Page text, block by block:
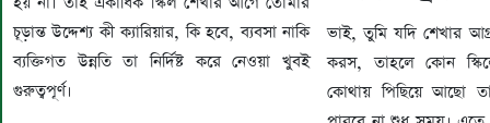
চূড়ান্ত উদ্দেশ্য কী ক্যারিয়ার, কি হবে, ব্যবসা নাকি
ব্যক্তিগত উন্নতি তা নির্দিষ্ট করে নেওয়া খুবই
গুরুত্বপূর্ণ।
ভাই, তুমি যদি শেখার
করস, তাহলে কোন
কোথায় পিছিয়ে আছো